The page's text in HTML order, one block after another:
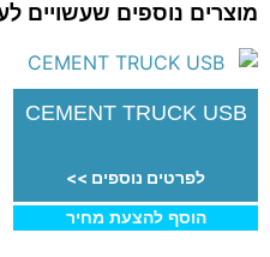
מוצרים נוספים שעשויים
CEMENT TRUCK USB
לפרטים נוספים >>
הוסף להצעת מחיר